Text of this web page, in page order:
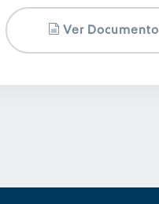
Ver Documento